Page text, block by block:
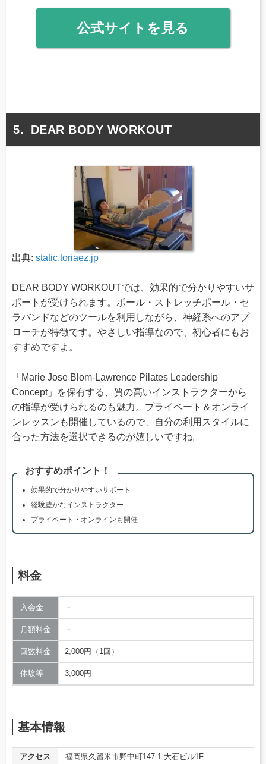
公式サイトを見る
DEAR BODY WORKOUT
出典: static.toriaez.jp
DEAR BODY WORKOUTでは、効果的で分かりやすいサ
ポートが受けられます。ボール・ストレッチポール・セ
ラバンドなどのツールを利用しながら、神経系へのアプ
ローチが特徴です。やさしい指導なので、初心者にもお
すすめですよ。
「Marie Jose Blom-Lawrence Pilates Leadership
Concept」を保有する、質の高いインストラクターから
の指導が受けられるのも魅力。プライベート＆オンライ
ンレッスンも開催しているので、自分の利用スタイルに
合った方法を選択できるのが嬉しいですね。
おすすめポイント！
効果的で分かりやすいサポート
経験豊かなインストラクター
プライベート・オンラインも開催
料金
入会金 －
月額料金 －
回数料金 2,000円（1回）
体験等 3,000円
基本情報
アクセス
福岡県久留米市野中町147-1 大石ビル1F